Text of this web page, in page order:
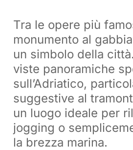
Tra le opere più
monumento al
un simbolo della
viste panoramiche
sull’Adriatico,
suggestive al
un luogo ideale per
jogging o
la brezza marina.